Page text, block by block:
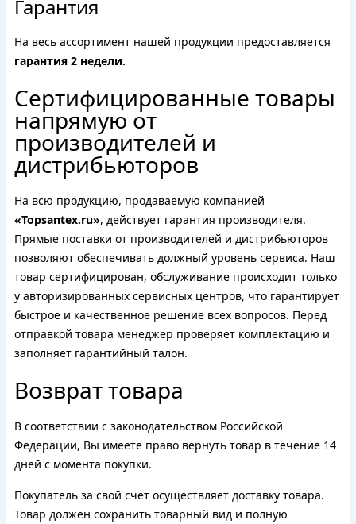
Гарантия
На весь ассортимент нашей продукции предоставляется
гарантия 2 недели.
Сертифицированные товары
напрямую от
производителей и
дистрибьюторов
На всю продукцию, продаваемую компанией
«Topsantex.ru», действует гарантия производителя.
Прямые поставки от производителей и дистрибьюторов
позволяют обеспечивать должный уровень сервиса. Наш
товар сертифицирован, обслуживание происходит только
у авторизированных сервисных центров, что гарантирует
быстрое и качественное решение всех вопросов. Перед
отправкой товара менеджер проверяет комплектацию и
заполняет гарантийный талон.
Возврат товара
В соответствии с законодательством Российской
Федерации, Вы имеете право вернуть товар в течение 14
дней с момента покупки.
Покупатель за свой счет осуществляет доставку товара.
Товар должен сохранить товарный вид и полную